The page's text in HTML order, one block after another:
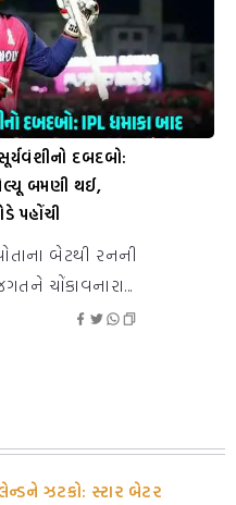
દબદબો:
વેલ્યૂ બમણી થઈ,
પહોંચી
બેટથી રનની
ચોંકાવનારા...
ઝટકો: સ્ટાર બેટર